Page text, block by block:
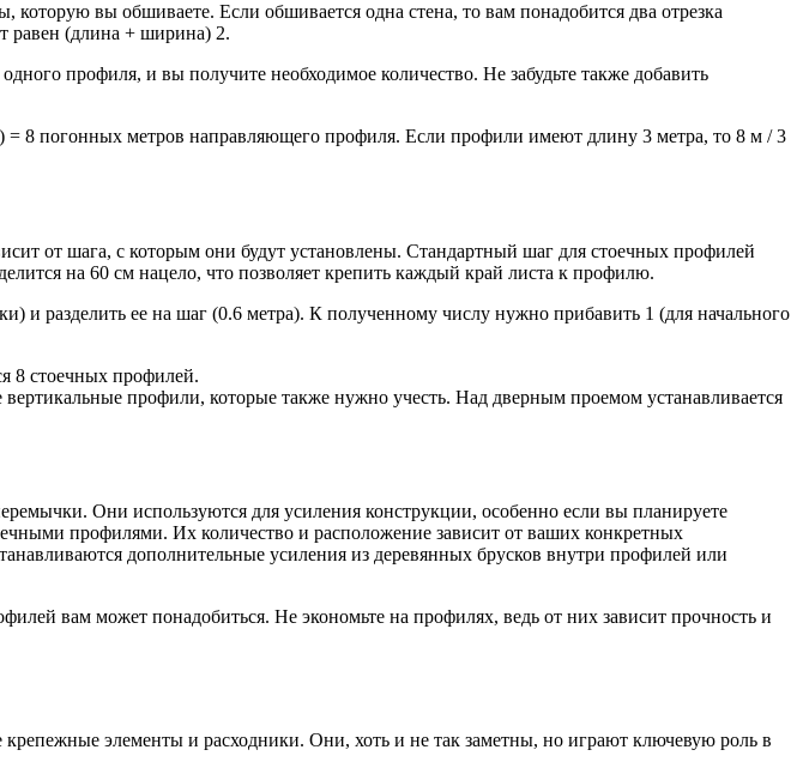
вы обшиваете. Если обшивается одна стена, то вам понадобится два отрезка
равен (длина + ширина) 2.
профиля, и вы получите необходимое количество. Не забудьте также добавить
= 8 погонных метров направляющего профиля. Если профили имеют длину 3 метра, то 8 м / 3
от шага, с которым они будут установлены. Стандартный шаг для стоечных профилей
на 60 см нацело, что позволяет крепить каждый край листа к профилю.
и разделить ее на шаг (0.6 метра). К полученному числу нужно прибавить 1 (для начального
8 стоечных профилей.
профили, которые также нужно учесть. Над дверным проемом устанавливается
Они используются для усиления конструкции, особенно если вы планируете
профилями. Их количество и расположение зависит от ваших конкретных
дополнительные усиления из деревянных брусков внутри профилей или
вам может понадобиться. Не экономьте на профилях, ведь от них зависит прочность и
элементы и расходники. Они, хоть и не так заметны, но играют ключевую роль в